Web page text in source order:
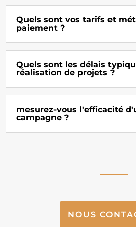
Quels sont vos tarifs et
paiement ?
Quels sont les délais
réalisation de projets ?
mesurez-vous l'efficacité
campagne ?
NOUS